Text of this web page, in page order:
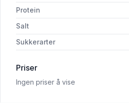
Protein
Salt
Sukkerarter
Priser
Ingen priser å vise